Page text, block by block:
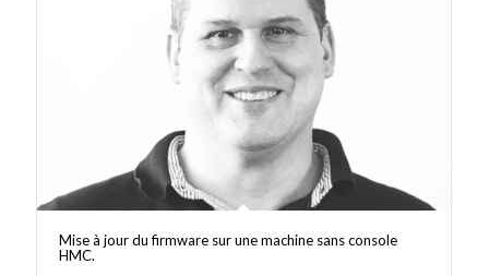
Mise à jour du firmware sur une machine sans console
HMC.